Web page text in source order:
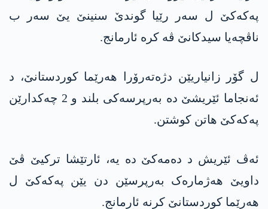
پەکەکێ ل سەر رێیا گوندێ سنینێ یێ سەر ب
ناڤچەیا سیدکانێ ڤە کرە ئارمانج.
ل گۆر زانیاریێن دژەتەرۆرا ھەرێما کوردستانێ، د
ئەنجاما ئێریشێ دە بەرپرسەکی بلند و 2 چەکدارێن
پەکەکێ ھاتن کوشتن.
ئەڤ ئێریش د دەمەکێ دە یە، ئارتێشا ترکیێ ڤێ
داویێ ھەژمارەک بەرپرسێن دن یێن پەکەکێ ل
ھەرێما کوردستانێ کرنە ئارمانج.